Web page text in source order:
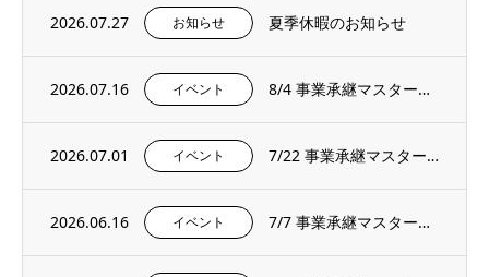
2026.07.27 お知らせ 夏季休暇のお知らせ
2026.07.16 イベント 8/4 事業承継マスタープログラムプレセミナー＆説明会を開催いたします。
2026.07.01 イベント 7/22 事業承継マスタープログラムプレセミナー＆説明会を開催いたします。
2026.06.16 イベント 7/7 事業承継マスタープログラムプレセミナー＆説明会を開催いたします。